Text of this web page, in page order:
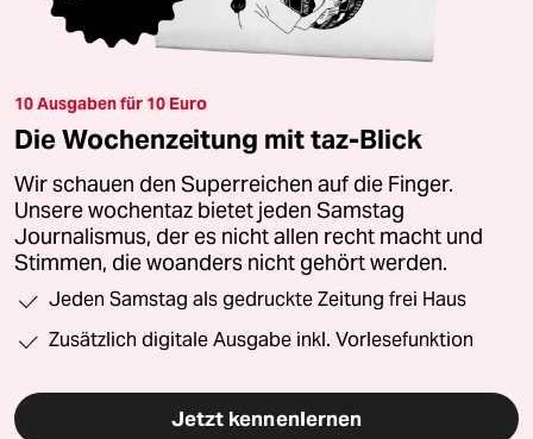
10 Ausgaben für 10 Euro
Die Wochenzeitung mit taz-Blick
Wir schauen den Superreichen auf die Finger.
Unsere wochentaz bietet jeden Samstag
Journalismus, der es nicht allen recht macht und
Stimmen, die woanders nicht gehört werden.
Jeden Samstag als gedruckte Zeitung frei Haus
Zusätzlich digitale Ausgabe inkl. Vorlesefunktion
Jetzt kennenlernen